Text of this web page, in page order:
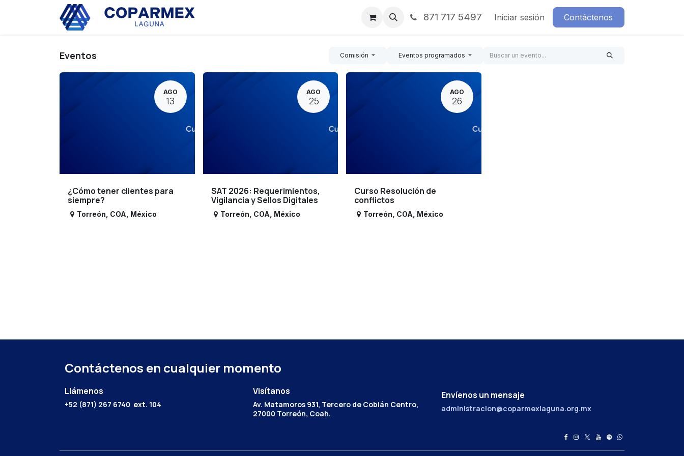
Noticias Contáctenos871 717 5497 Iniciar sesión Contáctenos
Eventos Comisión Eventos programados
AGO
13
¿Cómo tener clientes para
siempre?
Torreón COA México
AGO
25
SAT 2026: Requerimientos,
Vigilancia y Sellos Digitales
Torreón COA México
AGO
26
Curso Resolución de
conflictos
Torreón COA México
Contáctenos en cualquier momento
Llámenos
+52 (871) 267 6740 ext. 104
Envíenos un mensaje
administracion@coparmexlaguna.org.mx
Visítanos
Av. Matamoros 931, Tercero de Cobián Centro,
27000 Torreón, Coah.